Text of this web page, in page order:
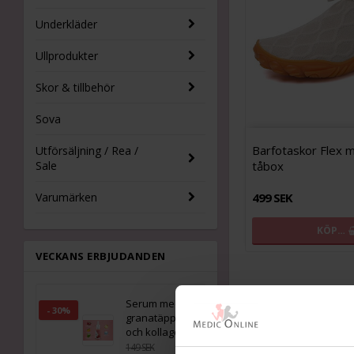
Underkläder
Ullprodukter
Skor & tillbehör
Sova
Utförsäljning / Rea /
Sale
Varumärken
VECKANS ERBJUDANDEN
- 30%
Serum med
granatäpple
och kollagen
149 SEK
Barfotaskor Flex
tåbox
499 SEK
KÖP…
Skillnaden mellan
snedställning där